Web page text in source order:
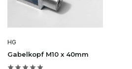
HG
Gabelkopf M10 x 40mm